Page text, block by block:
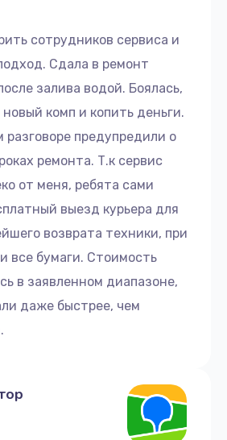
сотрудников сервиса и
Сдала в ремонт
залива водой. Боялась,
новый комп и копить деньги.
предупредили о
ремонта. Т.к сервис
от меня, ребята сами
выезд курьера для
возврата техники, при
все бумаги. Стоимость
в заявленном диапазоне,
даже быстрее, чем